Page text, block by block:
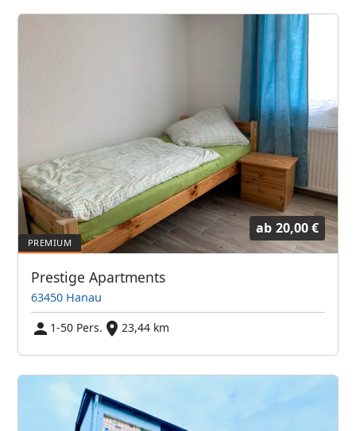
ab 20,00 €
Prestige Apartments
63450 Hanau
1-50 Pers.
23,44 km